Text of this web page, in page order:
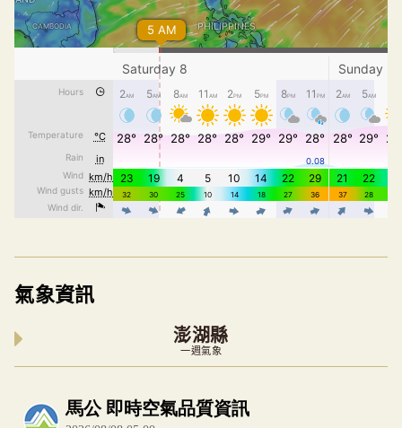
氣象資訊
澎湖縣
一週氣象
內嵌空氣品質小工具為視覺預覽，完整即時空